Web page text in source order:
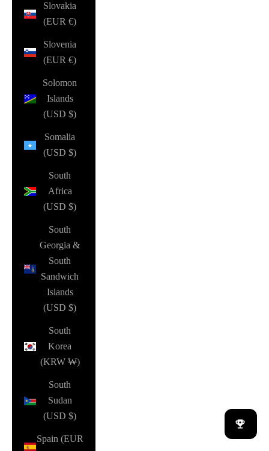
Slovakia
(EUR €)
Slovenia
(EUR €)
Solomon
Islands
(USD $)
Somalia
(USD $)
South
Africa
(USD $)
South
Georgia &
South
Sandwich
Islands
(USD $)
South
Korea
(KRW ₩)
South
Sudan
(USD $)
Spain (EUR